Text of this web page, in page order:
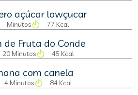
açúcar lowçucar
Minutos 77 Kcal
de Fruta do Conde
20 Minutos 45 Kcal
com canela
4 Minutos 84 Kcal